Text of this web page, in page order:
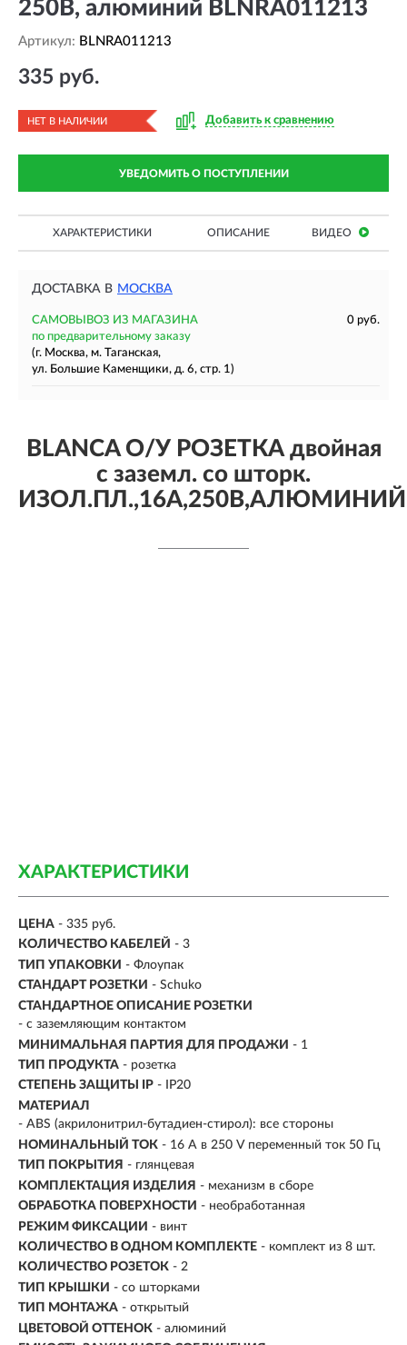
250В, алюминий BLNRA011213
Артикул: BLNRA011213
335 руб.
НЕТ В НАЛИЧИИ Добавить к сравнению
УВЕДОМИТЬ О ПОСТУПЛЕНИИ
ХАРАКТЕРИСТИКИ ОПИСАНИЕ ВИДЕО
ДОСТАВКА В МОСКВА
САМОВЫВОЗ ИЗ МАГАЗИНА
0 руб.
по предварительному заказу
(г. Москва, м. Таганская,
ул. Большие Каменщики, д. 6, стр. 1)
BLANCA О/У РОЗЕТКА двойная
с заземл. со шторк.
ИЗОЛ.ПЛ.,16А,250В,АЛЮМИНИЙ
ХАРАКТЕРИСТИКИ
ЦЕНА - 335 руб.
КОЛИЧЕСТВО КАБЕЛЕЙ - 3
ТИП УПАКОВКИ - Флоупак
СТАНДАРТ РОЗЕТКИ - Schuko
СТАНДАРТНОЕ ОПИСАНИЕ РОЗЕТКИ
- с заземляющим контактом
МИНИМАЛЬНАЯ ПАРТИЯ ДЛЯ ПРОДАЖИ - 1
ТИП ПРОДУКТА - розетка
СТЕПЕНЬ ЗАЩИТЫ IP - IP20
МАТЕРИАЛ
- ABS (акрилонитрил-бутадиен-стирол): все стороны
НОМИНАЛЬНЫЙ ТОК - 16 A в 250 V переменный ток 50 Гц
ТИП ПОКРЫТИЯ - глянцевая
КОМПЛЕКТАЦИЯ ИЗДЕЛИЯ - механизм в сборе
ОБРАБОТКА ПОВЕРХНОСТИ - необработанная
РЕЖИМ ФИКСАЦИИ - винт
КОЛИЧЕСТВО В ОДНОМ КОМПЛЕКТЕ - комплект из 8 шт.
КОЛИЧЕСТВО РОЗЕТОК - 2
ТИП КРЫШКИ - со шторками
ТИП МОНТАЖА - открытый
ЦВЕТОВОЙ ОТТЕНОК - алюминий